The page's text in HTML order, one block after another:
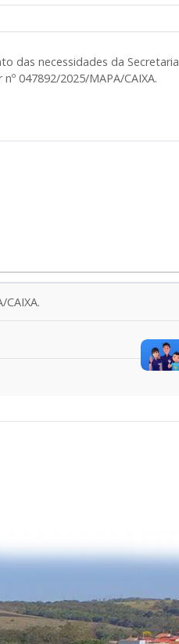
das necessidades da Secretaria
047892/2025/MAPA/CAIXA.
CAIXA.